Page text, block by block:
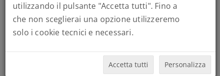
utilizzando il pulsante "Accetta tutti". Fino a
che non sceglierai una opzione utilizzeremo
solo i cookie tecnici e necessari.
Accetta tutti Personalizza